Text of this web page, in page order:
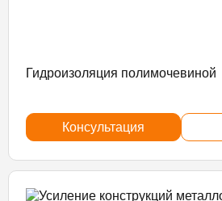
Гидроизоляция полимочевиной
Консультация